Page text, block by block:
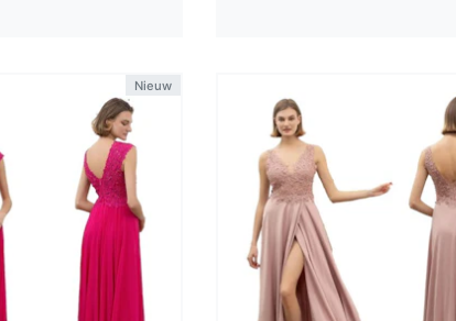
Nieuw